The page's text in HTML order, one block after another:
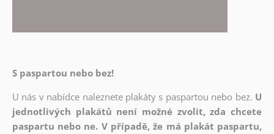
S paspartou nebo bez!
U nás v nabídce naleznete plakáty s paspartou nebo bez. U
jednotlivých plakátů není možné zvolit, zda chcete
paspartu nebo ne. V případě, že má plakát paspartu,